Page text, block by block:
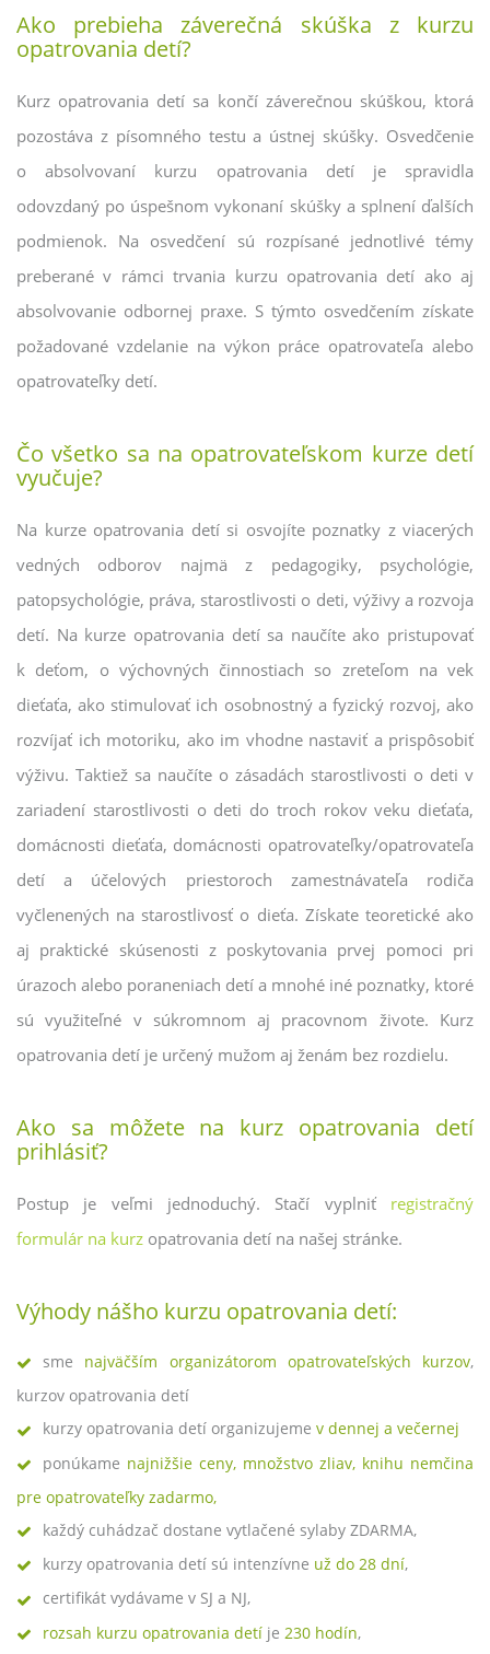
Ako prebieha záverečná skúška z kurzu
opatrovania detí?
Kurz opatrovania detí sa končí záverečnou skúškou, ktorá
pozostáva z písomného testu a ústnej skúšky. Osvedčenie
o absolvovaní kurzu opatrovania detí je spravidla
odovzdaný po úspešnom vykonaní skúšky a splnení ďalších
podmienok. Na osvedčení sú rozpísané jednotlivé témy
preberané v rámci trvania kurzu opatrovania detí ako aj
absolvovanie odbornej praxe. S týmto osvedčením získate
požadované vzdelanie na výkon práce opatrovateľa alebo
opatrovateľky detí.
Čo všetko sa na opatrovateľskom kurze detí
vyučuje?
Na kurze opatrovania detí si osvojíte poznatky z viacerých
vedných odborov najmä z pedagogiky, psychológie,
patopsychológie, práva, starostlivosti o deti, výživy a rozvoja
detí. Na kurze opatrovania detí sa naučíte ako pristupovať
k deťom, o výchovných činnostiach so zreteľom na vek
dieťaťa, ako stimulovať ich osobnostný a fyzický rozvoj, ako
rozvíjať ich motoriku, ako im vhodne nastaviť a prispôsobiť
výživu. Taktiež sa naučíte o zásadách starostlivosti o deti v
zariadení starostlivosti o deti do troch rokov veku dieťaťa,
domácnosti dieťaťa, domácnosti opatrovateľky/opatrovateľa
detí a účelových priestoroch zamestnávateľa rodiča
vyčlenených na starostlivosť o dieťa. Získate teoretické ako
aj praktické skúsenosti z poskytovania prvej pomoci pri
úrazoch alebo poraneniach detí a mnohé iné poznatky, ktoré
sú využiteľné v súkromnom aj pracovnom živote. Kurz
opatrovania detí je určený mužom aj ženám bez rozdielu.
Ako sa môžete na kurz opatrovania detí
prihlásiť?
Postup je veľmi jednoduchý. Stačí vyplniť registračný
formulár na kurz opatrovania detí na našej stránke.
Výhody nášho kurzu opatrovania detí:
sme najväčším organizátorom opatrovateľských kurzov,
kurzov opatrovania detí
kurzy opatrovania detí organizujeme v dennej a večernej
ponúkame najnižšie ceny, množstvo zliav, knihu nemčina
pre opatrovateľky zadarmo,
každý cuhádzač dostane vytlačené sylaby ZDARMA,
kurzy opatrovania detí sú intenzívne už do 28 dní,
certifikát vydávame v SJ a NJ,
rozsah kurzu opatrovania detí je 230 hodín,